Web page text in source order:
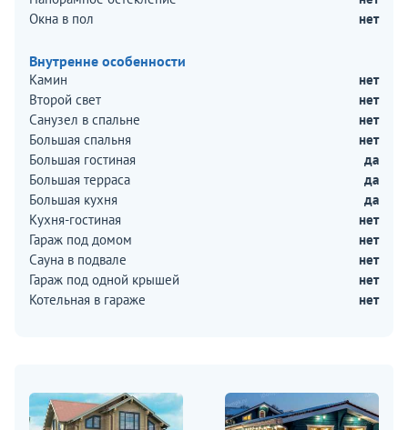
Окна в пол
нет
Внутренне особенности
Камин
нет
Второй свет
нет
Санузел в спальне
нет
Большая спальня
нет
Большая гостиная
да
Большая терраса
да
Большая кухня
да
Кухня-гостиная
нет
Гараж под домом
нет
Сауна в подвале
нет
Гараж под одной крышей
нет
Котельная в гараже
нет